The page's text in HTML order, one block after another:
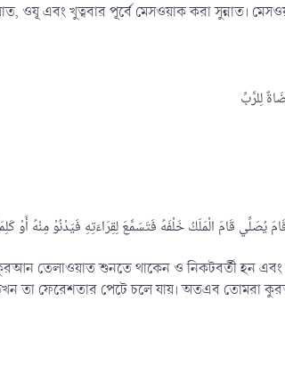
এবং খুত্ববার পূর্বে মেসওয়াক করা সুন্নাত।
কুরআন তেলাওয়াত শুনতে থাকেন ও নিকটবর্তী হন
তা ফেরেশতার পেটে চলে যায়। অতএব তোমরা